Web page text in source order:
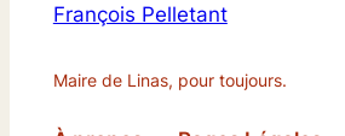
François Pelletant
Maire de Linas, pour toujours.